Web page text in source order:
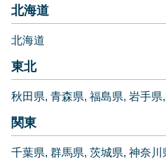
北海道
北海道
東北
秋田県 青森県 福島県 岩手県
関東
千葉県 群馬県 茨城県 神奈川